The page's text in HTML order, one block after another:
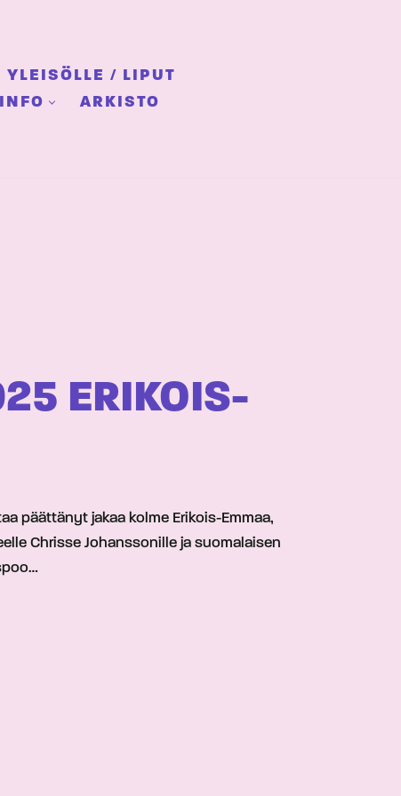
YLEISÖLLE / LIPUT
INFO ARKISTO
ERIKOIS-
päättänyt jakaa kolme Erikois-Emmaa,
Chrisse Johanssonille ja suomalaisen